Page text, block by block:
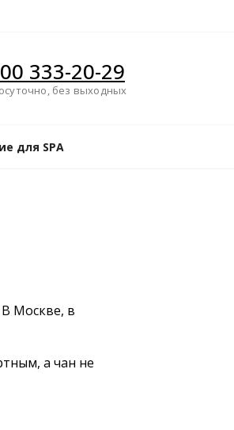
333-20-29
без выходных
для SPA
В Москве, в
а чан не